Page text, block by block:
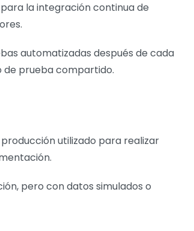
la integración continua de
automatizadas después de cada
de prueba compartido.
utilizado para realizar
pero con datos simulados o